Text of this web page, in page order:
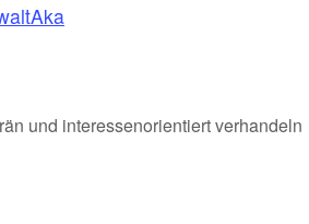
und interessenorientiert verhandeln